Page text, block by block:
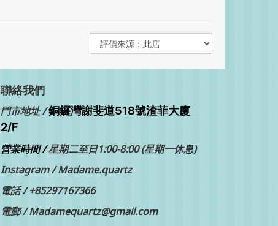
聯絡我們
門市地址 /銅鑼灣謝斐道518號渣菲大廈
2/F
營業時間 /星期二至日1:00-8:00 (星期一休息)
Instagram /Madame.quartz
電話 /+85297167366
電郵 / Madamequartz@gmail.com